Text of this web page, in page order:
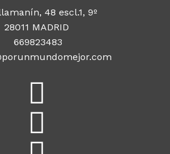
48 escl.1, 9º
28011 MADRID
669823483